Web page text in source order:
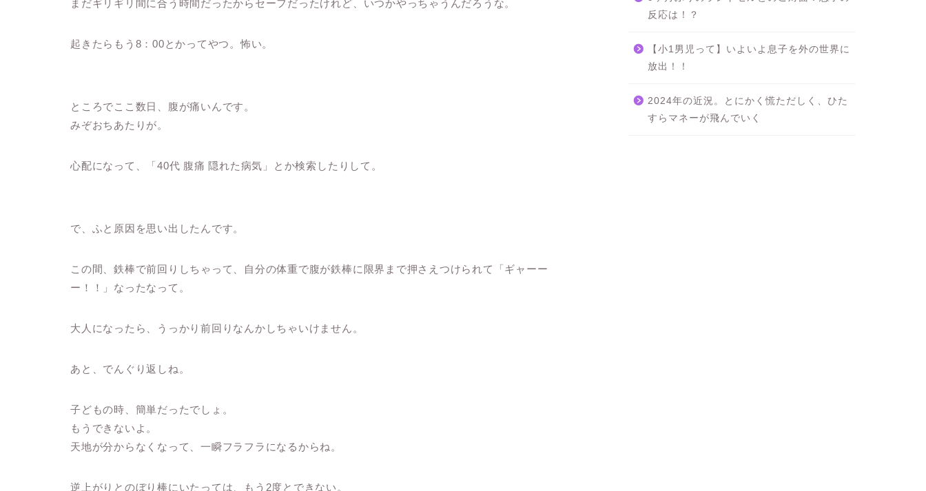
まだギリギリ間に合う時間だったからセーフだったけれど、いつかやっちゃうんだろうな。
起きたらもう8：00とかってやつ。怖い。
ところでここ数日、腹が痛いんです。
みぞおちあたりが。
心配になって、「40代 腹痛 隠れた病気」とか検索したりして。
で、ふと原因を思い出したんです。
この間、鉄棒で前回りしちゃって、自分の体重で腹が鉄棒に限界まで押さえつけられて「ギャーー
ー！！」なったなって。
大人になったら、うっかり前回りなんかしちゃいけません。
あと、でんぐり返しね。
子どもの時、簡単だったでしょ。
もうできないよ。
天地が分からなくなって、一瞬フラフラになるからね。
逆上がりとのぼり棒にいたっては、もう2度とできない。
反応は！？
【小1男児って】いよいよ息子を外の世界に
放出！！
2024年の近況。とにかく慌ただしく、ひた
すらマネーが飛んでいく